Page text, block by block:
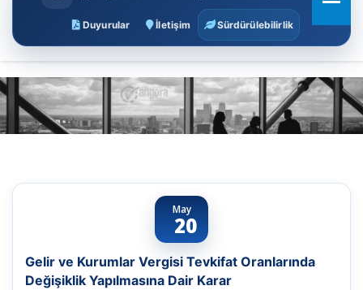
Duyurular İletişim Sürdürülebilirlik
May
20
Gelir ve Kurumlar Vergisi Tevkifat Oranlarında
Değişiklik Yapılmasına Dair Karar